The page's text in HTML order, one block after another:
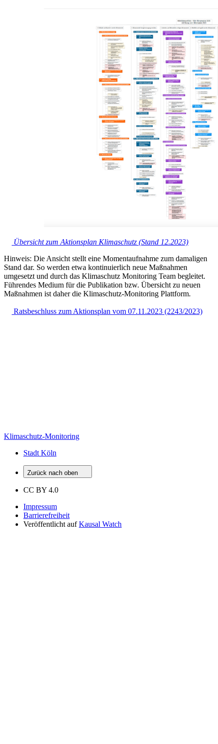
Übersicht zum Aktionsplan Klimaschutz (Stand 12.2023)
Hinweis: Die Ansicht stellt eine Momentaufnahme zum damaligen
Stand dar. So werden etwa kontinuierlich neue Maßnahmen
umgesetzt und durch das Klimaschutz Monitoring Team begleitet.
Führendes Medium für die Publikation bzw. Übersicht zu neuen
Maßnahmen ist daher die Klimaschutz-Monitoring Plattform.
Ratsbeschluss zum Aktionsplan vom 07.11.2023 (2243/2023)
Klimaschutz-Monitoring
Stadt Köln
Zurück nach oben
CC BY 4.0
Impressum
Barrierefreiheit
Veröffentlicht auf Kausal Watch